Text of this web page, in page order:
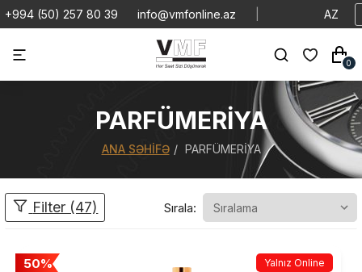
+994 (50) 257 80 39 info@vmfonline.az AZ
0
PARFÜMERIYA
ANA SƏHIFƏ PARFÜMERIYA
Filter (47) Sırala:
50% Yalnız Online